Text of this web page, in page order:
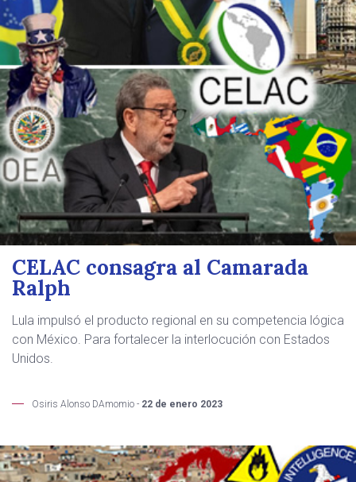
CELAC consagra al Camarada
Ralph
Lula impulsó el producto regional en su competencia lógica
con México. Para fortalecer la interlocución con Estados
Unidos.
Osiris Alonso DAmomio - 22 de enero 2023